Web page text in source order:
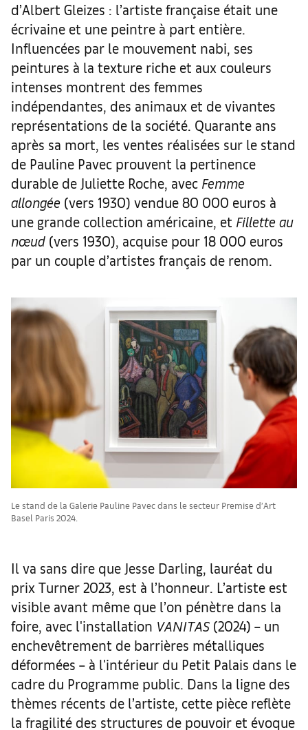
d’Albert Gleizes : l’artiste française était une
écrivaine et une peintre à part entière.
Influencées par le mouvement nabi, ses
peintures à la texture riche et aux couleurs
intenses montrent des femmes
indépendantes, des animaux et de vivantes
représentations de la société. Quarante ans
après sa mort, les ventes réalisées sur le stand
de Pauline Pavec prouvent la pertinence
durable de Juliette Roche, avec Femme
allongée (vers 1930) vendue 80 000 euros à
une grande collection américaine, et Fillette au
nœud (vers 1930), acquise pour 18 000 euros
par un couple d’artistes français de renom.
Le stand de la Galerie Pauline Pavec dans le secteur Premise d’Art
Basel Paris 2024.
Il va sans dire que Jesse Darling, lauréat du
prix Turner 2023, est à l’honneur. L’artiste est
visible avant même que l’on pénètre dans la
foire, avec l'installation VANITAS (2024) – un
enchevêtrement de barrières métalliques
déformées – à l'intérieur du Petit Palais dans le
cadre du Programme public. Dans la ligne des
thèmes récents de l’artiste, cette pièce reflète
la fragilité des structures de pouvoir et évoque